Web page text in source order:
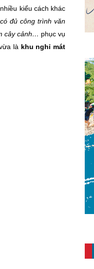
kiểu cách khác
đủ công trình văn
cây cảnh… phục vụ
là khu nghỉ mát